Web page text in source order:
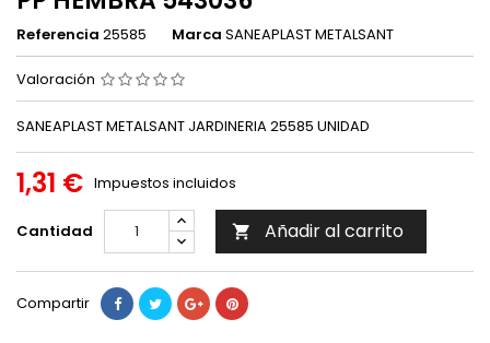
Referencia 25585 Marca SANEAPLAST METALSANT
Valoración
SANEAPLAST METALSANT JARDINERIA 25585 UNIDAD
1,31 € Impuestos incluidos
Cantidad  Añadir al carrito
Compartir